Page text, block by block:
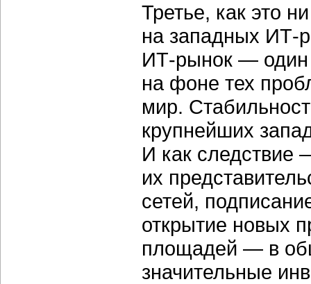
Третье, как это
на западных ИТ-
ИТ-рынок — один
на фоне тех
мир.
крупнейших
И как следствие
их
сетей,
открытие новых
площадей — в
значительные